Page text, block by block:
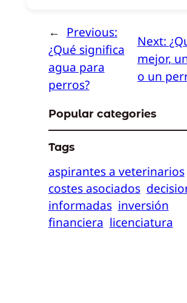
← Previous:
¿Qué significa
agua para
perros?
Next:
mejor,
o un
Popular categories
Tags
aspirantes a veterinarios
costes asociados
informadas inversión
financiera licenciatura